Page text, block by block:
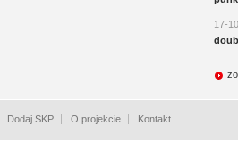
17-
Dodaj SKP O projekcie Kontakt